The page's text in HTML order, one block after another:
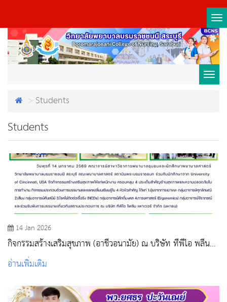
Students
Students
14 Jan 2026
กิจกรรมสร้างเสริมสุขภาพ (อาชีวอนามัย) ณ บริษัท ทีพีไอ พลีน
เพาเวอร์ จำกัด (มหาชน)
อ่านเพิ่มเติม